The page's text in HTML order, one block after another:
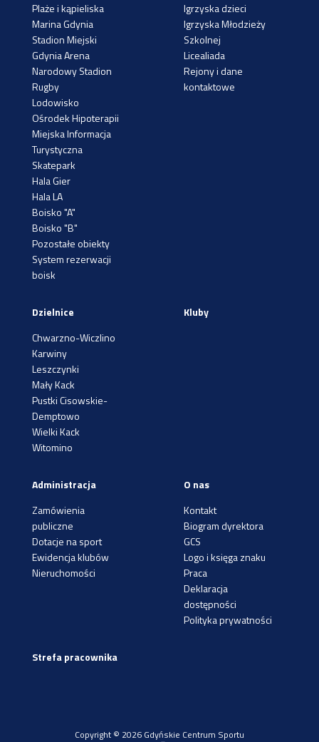
Plaże i kąpieliska
Marina Gdynia
Stadion Miejski
Gdynia Arena
Narodowy Stadion
Rugby
Lodowisko
Ośrodek Hipoterapii
Miejska Informacja
Turystyczna
Skatepark
Hala Gier
Hala LA
Boisko "A"
Boisko "B"
Pozostałe obiekty
System rezerwacji
boisk
Igrzyska dzieci
Igrzyska Młodzieży
Szkolnej
Licealiada
Rejony i dane
kontaktowe
Dzielnice
Chwarzno-Wiczlino
Karwiny
Leszczynki
Mały Kack
Pustki Cisowskie-
Demptowo
Wielki Kack
Witomino
Kluby
Administracja
Zamówienia
publiczne
Dotacje na sport
Ewidencja klubów
Nieruchomości
O nas
Kontakt
Biogram dyrektora
GCS
Logo i księga znaku
Praca
Deklaracja
dostępności
Polityka prywatności
Strefa pracownika
Copyright © 2026 Gdyńskie Centrum Sportu